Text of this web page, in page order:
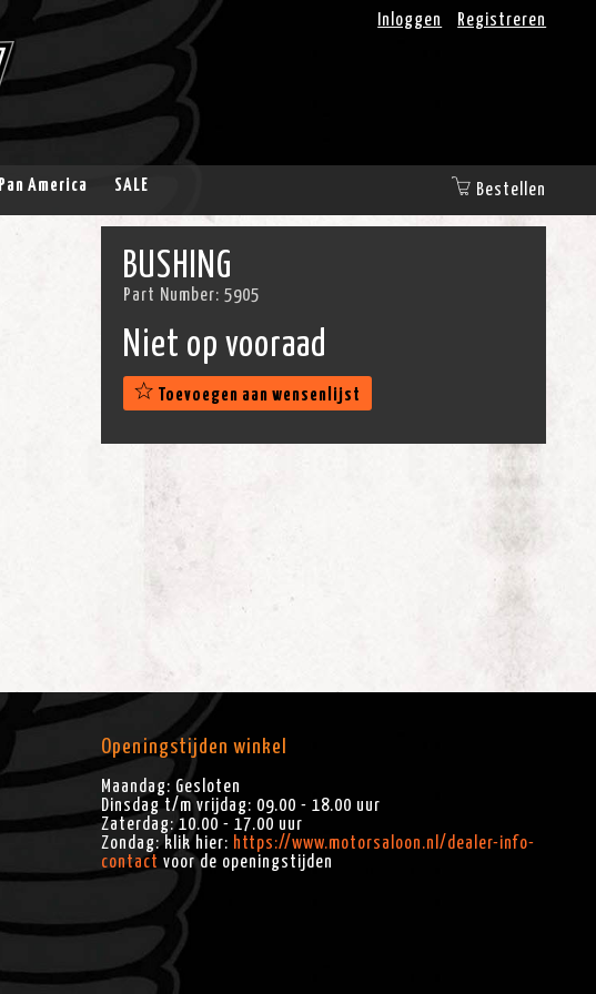
Inloggen Registreren
Pan America SALE Bestellen
BUSHING
Part Number:5905
Niet op vooraad
Toevoegen aan wensenlijst
Openingstijden winkel
Maandag: Gesloten
Dinsdag t/m vrijdag: 09.00 - 18.00 uur
Zaterdag: 10.00 - 17.00 uur
Zondag: klik hier: https://www.motorsaloon.nl/dealer-info-
contact voor de openingstijden